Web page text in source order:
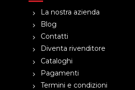
La nostra azienda
Blog
Contatti
Diventa rivenditore
Cataloghi
Pagamenti
Termini e condizioni